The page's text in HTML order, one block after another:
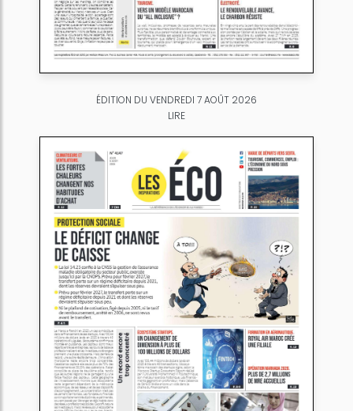
ÉDITION DU VENDREDI 7 AOÛT 2026
LIRE